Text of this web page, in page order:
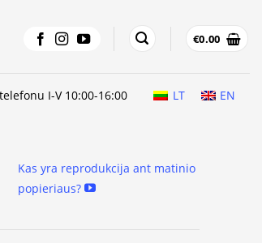
€0.00
I-V 10:00-16:00 LT EN
Kas yra reprodukcija ant matinio
popieriaus?